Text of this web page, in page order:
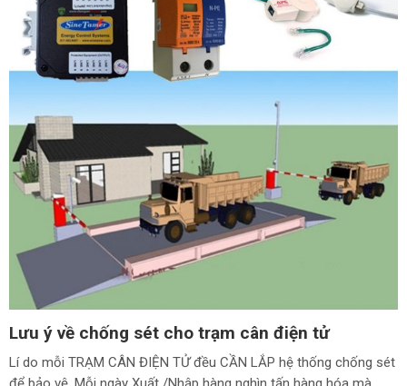
Lưu ý về chống sét cho trạm cân điện tử
Lí do mỗi TRẠM CÂN ĐIỆN TỬ đều CẦN LẮP hệ thống chống sét